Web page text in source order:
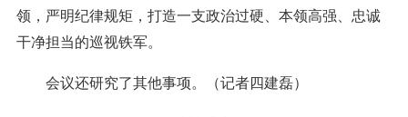
领，严明纪律规矩，打造一支政治过硬、本领高强、忠诚
干净担当的巡视铁军。
会议还研究了其他事项。（记者四建磊）